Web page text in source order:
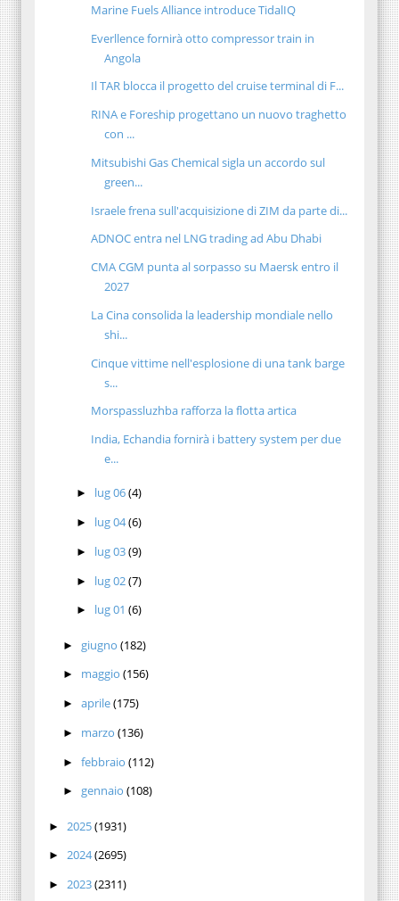
Marine Fuels Alliance introduce TidalIQ
Everllence fornirà otto compressor train in
Angola
Il TAR blocca il progetto del cruise terminal di F...
RINA e Foreship progettano un nuovo traghetto
con ...
Mitsubishi Gas Chemical sigla un accordo sul
green...
Israele frena sull'acquisizione di ZIM da parte di...
ADNOC entra nel LNG trading ad Abu Dhabi
CMA CGM punta al sorpasso su Maersk entro il
2027
La Cina consolida la leadership mondiale nello
shi...
Cinque vittime nell'esplosione di una tank barge
s...
Morspassluzhba rafforza la flotta artica
India, Echandia fornirà i battery system per due
e...
► lug 06(4)
► lug 04(6)
► lug 03(9)
► lug 02(7)
► lug 01(6)
► giugno (182)
► maggio (156)
► aprile(175)
► marzo (136)
► febbraio (112)
► gennaio (108)
► 2025(1931)
► 2024(2695)
► 2023(2311)